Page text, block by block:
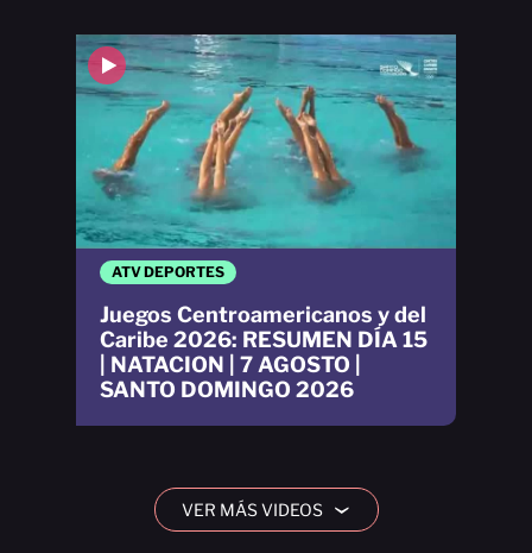
ATV DEPORTES
Juegos Centroamericanos y del
Caribe 2026: RESUMEN DÍA 15
| NATACION | 7 AGOSTO |
SANTO DOMINGO 2026
VER MÁS VIDEOS ›